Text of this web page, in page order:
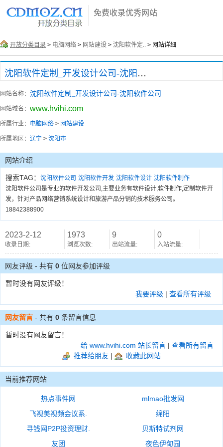
免费收录优秀网站
开放分类目录 > 电脑网络 > 网站建设 > 沈阳软件定.. > 网站详细
沈阳软件定制_开发设计公司-沈阳软件公司
网站名称： 沈阳软件定制_开发设计公司-沈阳软件公司
网站域名： www.hvihi.com
所属行业： 电脑网络 > 网站建设
所属地区： 辽宁 > 沈阳市
网站介绍
搜索TAG： 沈阳软件公司 沈阳软件开发 沈阳软件设计 沈阳软件制作
沈阳软件公司是专业的软件开发公司,主要业务有软件设计,软件制作,定制软件开
发，针对产品网络营销系统设计和旅游产品分销的技术服务公司。
18842388900
2023-2-12
收录日期:
1973
浏览次数:
9
出站流量:
0
入站流量:
网友评级 - 共有 0 位网友参加评级
暂时没有网友评级！
我要评级 | 查看所有评级
网友留言 - 共有 0 条留言信息
暂时没有网友留言！
给 www.hvihi.com 站长留言 | 查看所有留言
推荐给朋友 | 收藏此网站
当前推荐网站
热点事件网
mlmao批发网
飞视美视频会议系.
绵阳
寻钱网P2P投资理财.
贝斯特试剂网
友团
夜色伊甸园